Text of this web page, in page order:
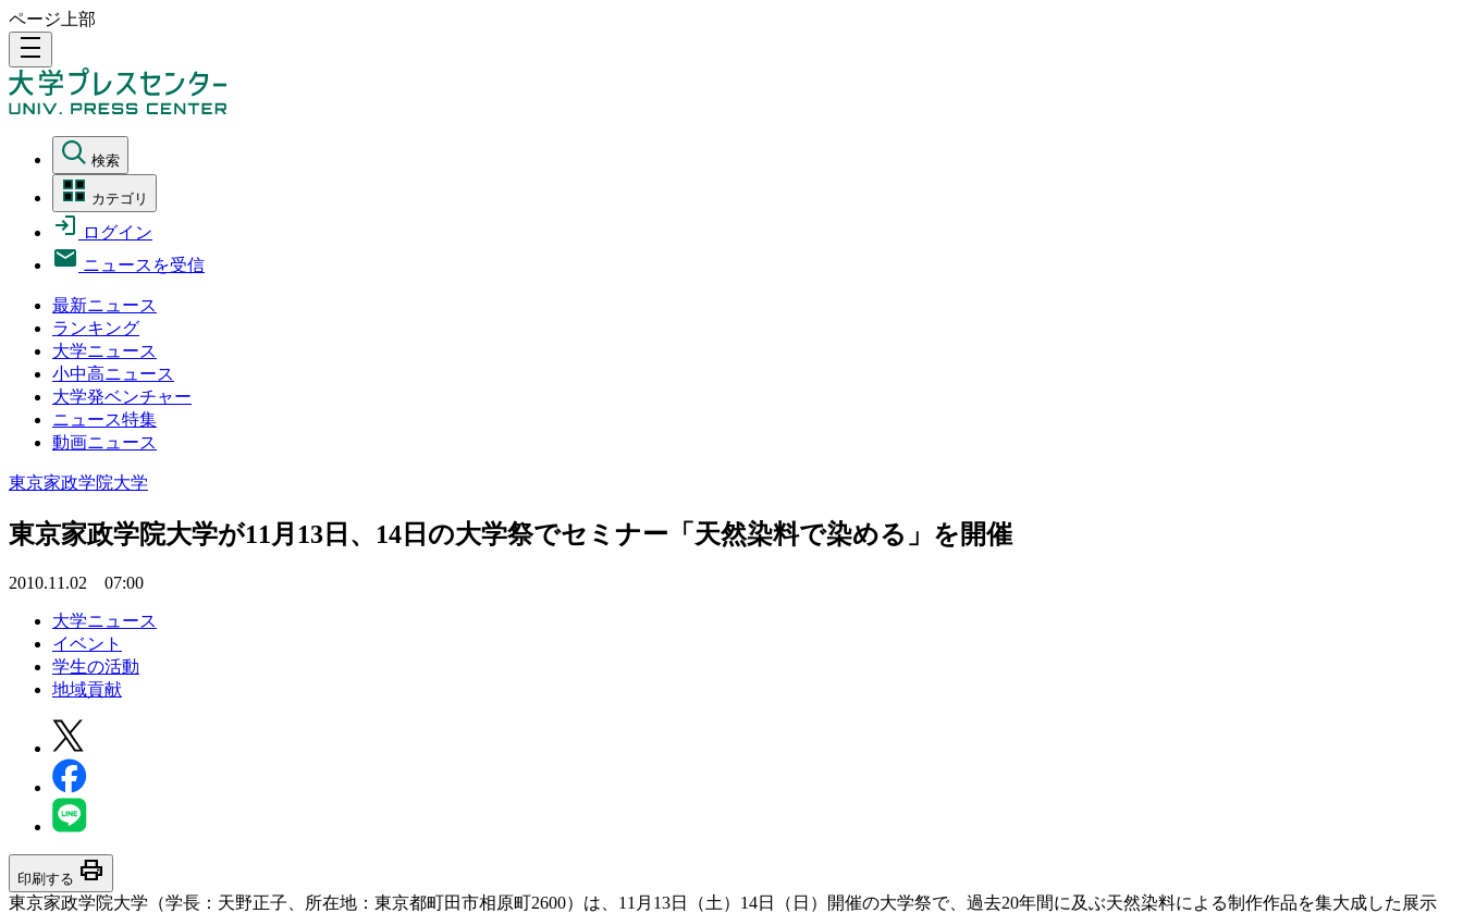
ページ上部
density_medium
検索
カテゴリ
ログイン
ニュースを受信
最新ニュース
ランキング
大学ニュース
小中高ニュース
大学発ベンチャー
ニュース特集
動画ニュース
東京家政学院大学
東京家政学院大学が11月13日、14日の大学祭でセミナー「天然染料で染める」を開催
2010.11.02 07:00
大学ニュース
イベント
学生の活動
地域貢献
印刷する print
東京家政学院大学（学長：天野正子、所在地：東京都町田市相原町2600）は、11月13日（土）14日（日）開催の大学祭で、過去20年間に及ぶ天然染料による制作作品を集大成した展示